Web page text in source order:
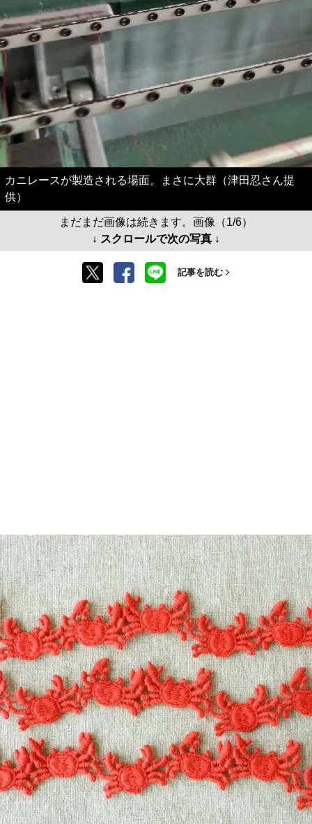
カニレースが製造される場面。まさに大群（津田忍さん提
供）
まだまだ画像は続きます。画像（1/6）
↓ スクロールで次の写真 ↓
記事を読む